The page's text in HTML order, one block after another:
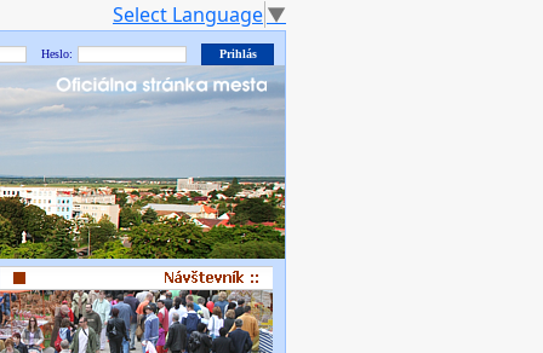
Select Language▼
Heslo: